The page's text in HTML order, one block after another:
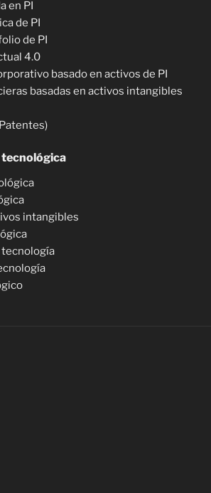
en PI
de PI
de PI
4.0
basado en activos de PI
basadas en activos intangibles
intangibles